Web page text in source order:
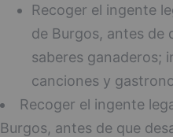
Recoger el ingente
de Burgos, antes de
saberes ganaderos;
canciones y
Recoger el ingente
Burgos, antes de que